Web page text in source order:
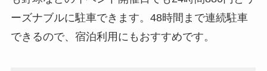
ーズナブルに駐車できます。48時間まで連続駐車
できるので、宿泊利用にもおすすめです。